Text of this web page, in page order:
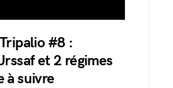
#8 :
et 2 régimes
à suivre